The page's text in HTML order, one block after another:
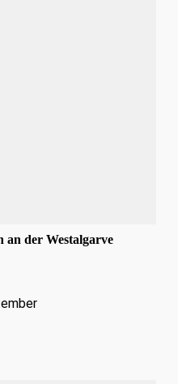
der Westalgarve